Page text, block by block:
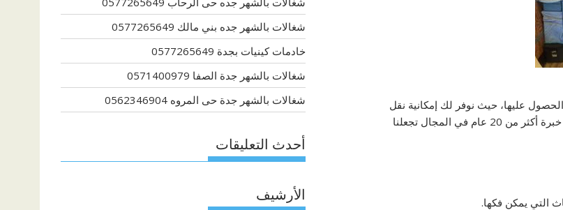
عليها، حيث نوفر لك إمكانية نقل
المجال تجعلنا
التي يمكن فكها.
شغالات بالشهر جده بني مالك 0577265649
خادمات كينيات بجدة 0577265649
شغالات بالشهر جدة الصفا 0571400979
شغالات بالشهر جدة حى المروه 0562346904
أحدث التعليقات
الأرشيف